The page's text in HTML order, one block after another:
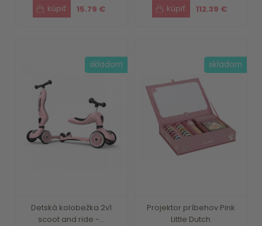
15.79 € 112.39 €
Detská kolobežka 2v1
scoot and ride -...
skladom
Projektor príbehov Pink
Little Dutch
skladom